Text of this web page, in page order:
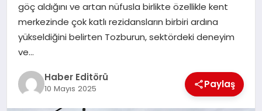
göç aldığını ve artan nüfusla birlikte özellikle kent
merkezinde çok katlı rezidansların birbiri ardına
yükseldiğini belirten Tozburun, sektördeki deneyim
ve…
Haber Editörü
10 Mayıs 2025 Paylaş